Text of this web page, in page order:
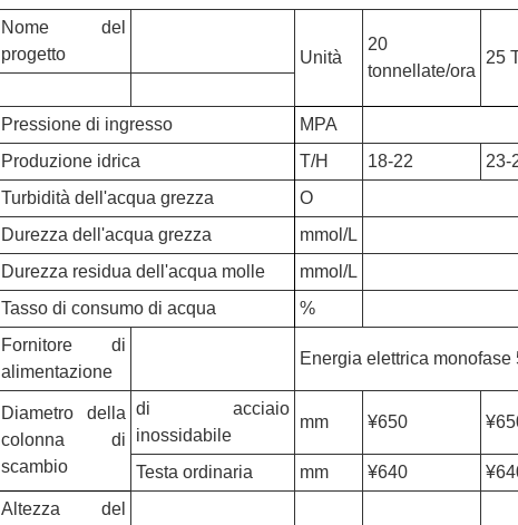
Nome del
progetto
Unità
20
tonnellate/ora
25
Pressione di ingresso
MPA
Produzione idrica
T/H 18-22 23-
Turbidità dell'acqua grezza
O
Durezza dell'acqua grezza
mmol/L
Durezza residua dell'acqua molle
mmol/L
Tasso di consumo di acqua
%
Fornitore di
alimentazione
Energia elettrica monofase
Diametro della
colonna di
scambio
di acciaio
inossidabile
mm ¥650
Testa ordinaria mm ¥640
Altezza del